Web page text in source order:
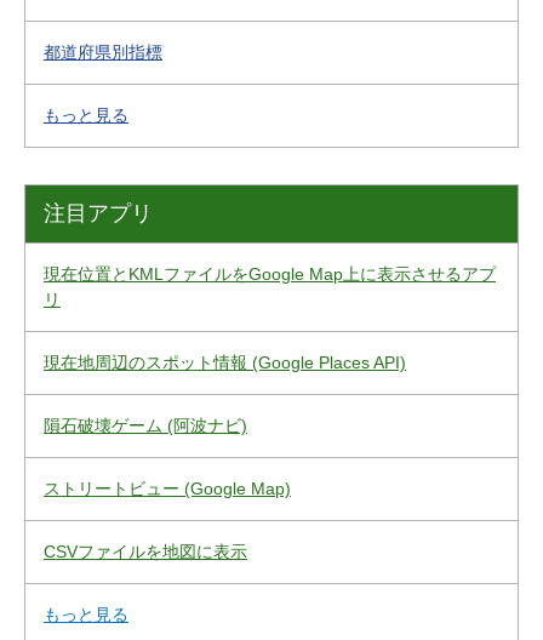
都道府県別指標
もっと見る
注目アプリ
現在位置とKMLファイルをGoogle Map上に表示させるアプ
リ
現在地周辺のスポット情報 (Google Places API)
隕石破壊ゲーム (阿波ナビ)
ストリートビュー (Google Map)
CSVファイルを地図に表示
もっと見る